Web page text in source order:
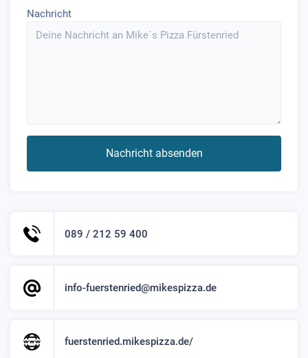
Nachricht
Nachricht absenden
089 / 212 59 400
info-fuerstenried@mikespizza.de
fuerstenried.mikespizza.de/